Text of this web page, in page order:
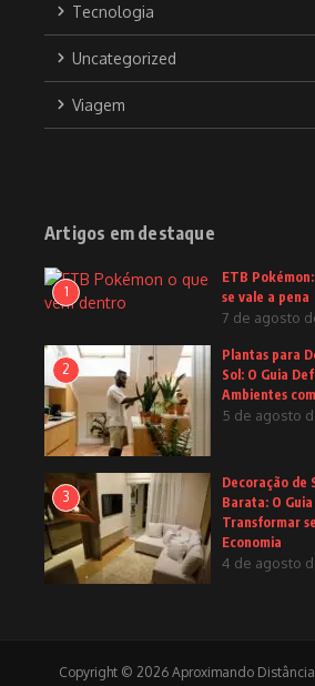
Tecnologia
Uncategorized
Viagem
Artigos em destaque
1
ETB
se vale a pena
7 de agosto
2
Plantas para
Sol: O Guia
Ambientes
5 de agosto
3
Decoração de
Barata: O
Transformar
Economia
4 de agosto
Copyright © 2026 Aproximando